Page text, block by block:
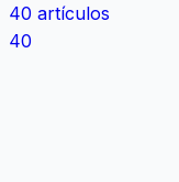
40 artículos
40